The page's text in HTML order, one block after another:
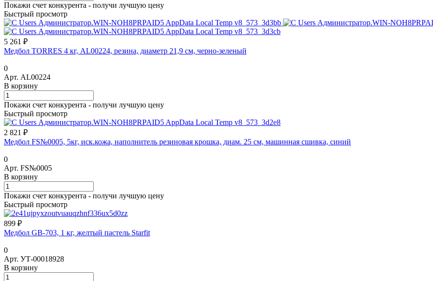
Покажи счет конкурента - получи лучшую цену
Быстрый просмотр
5 261 ₽
Медбол TORRES 4 кг, AL00224, резина, диаметр 21,9 см, черно-зеленый
0
Арт. AL00224
В корзину
Покажи счет конкурента - получи лучшую цену
Быстрый просмотр
2 821 ₽
Медбол FS№0005, 5кг, иск.кожа, наполнитель резиновая крошка, диам. 25 см, машинная сшивка, синий
0
Арт. FS№0005
В корзину
Покажи счет конкурента - получи лучшую цену
Быстрый просмотр
899 ₽
Медбол GB-703, 1 кг, желтый пастель Starfit
0
Арт. УТ-00018928
В корзину